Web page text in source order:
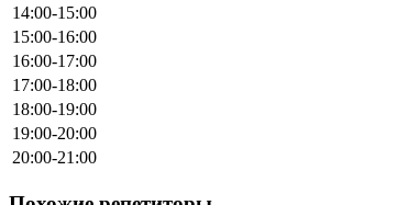
14:00-15:00
15:00-16:00
16:00-17:00
17:00-18:00
18:00-19:00
19:00-20:00
20:00-21:00